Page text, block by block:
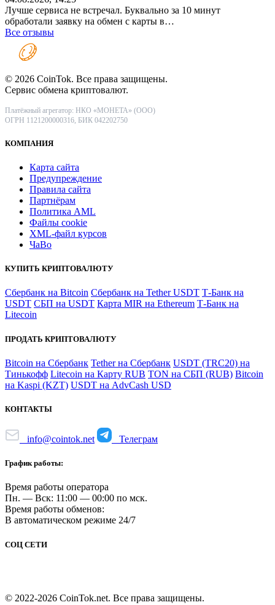
Лучше сервиса не встречал. Буквально за 10 минут
обработали заявку на обмен с карты в…
Все отзывы
© 2026 CoinTok. Все права защищены.
Сервис обмена криптовалют.
Платёжный агрегатор: НКО «МОНЕТА» (ООО)
ОГРН 1121200000316, БИК 042202750
КОМПАНИЯ
Карта сайта
Предупреждение
Правила сайта
Партнёрам
Политика AML
Файлы coоkie
XML-файл курсов
ЧаВо
КУПИТЬ КРИПТОВАЛЮТУ
Сбербанк на Bitcoin Сбербанк на Tether USDT Т-Банк на
USDT СБП на USDT Карта MIR на Ethereum Т-Банк на
Litecoin
ПРОДАТЬ КРИПТОВАЛЮТУ
Bitcoin на Сбербанк Tether на Сбербанк USDT (TRC20) на
Тинькофф Litecoin на Карту RUB TON на СБП (RUB) Bitcoin
на Kaspi (KZT) USDT на AdvCash USD
КОНТАКТЫ
info@cointok.net Телеграм
График работы:
Время работы оператора
Пн. — Вск: 11:00 — 00:00 по мск.
Время работы обменов:
В автоматическом режиме 24/7
СОЦ СЕТИ
© 2022-2026 CoinTok.net. Все права защищены.